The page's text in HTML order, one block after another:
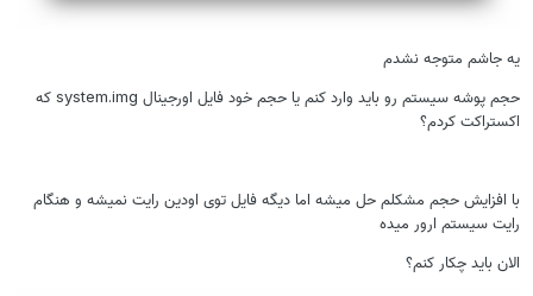
جاشم متوجه نشدم
حجم پوشه سیستم رو باید وارد کنم یا حجم خود فایل اورجینال system.img که
کردم؟
افزایش حجم مشکلم حل میشه اما دیگه فایل توی اودین رایت نمیشه و هنگام
سیستم ارور میده
باید چکار کنم؟